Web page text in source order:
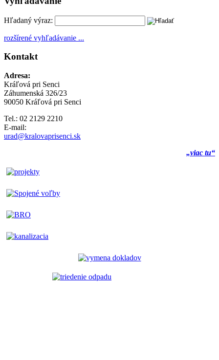
Hľadaný výraz:
rozšírené vyhľadávanie ...
Kontakt
Adresa:
Kráľová pri Senci
Záhumenská 326/23
90050 Kráľová pri Senci
Tel.: 02 2129 2210
E-mail:
urad@kralovaprisenci.sk
„viac tu“